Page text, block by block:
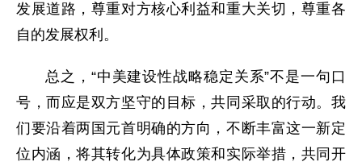
发展道路，尊重对方核心利益和重大关切，尊重各
自的发展权利。
总之，“中美建设性战略稳定关系”不是一句口
号，而应是双方坚守的目标，共同采取的行动。我
们要沿着两国元首明确的方向，不断丰富这一新定
位内涵，将其转化为具体政策和实际举措，共同开